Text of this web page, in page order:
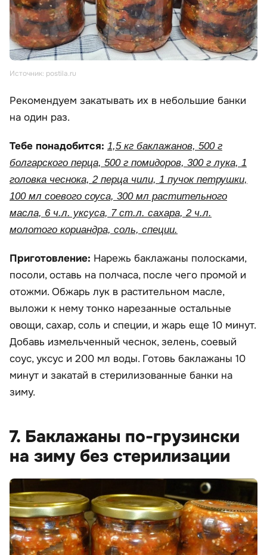
Источник: postila.ru
Рекомендуем закатывать их в небольшие банки
на один раз.
Тебе понадобится: 1,5 кг баклажанов, 500 г
болгарского перца, 500 г помидоров, 300 г лука, 1
головка чеснока, 2 перца чили, 1 пучок петрушки,
100 мл соевого соуса, 300 мл растительного
масла, 6 ч.л. уксуса, 7 ст.л. сахара, 2 ч.л.
молотого кориандра, соль, специи.
Приготовление: Нарежь баклажаны полосками,
посоли, оставь на полчаса, после чего промой и
отожми. Обжарь лук в растительном масле,
выложи к нему тонко нарезанные остальные
овощи, сахар, соль и специи, и жарь еще 10 минут.
Добавь измельченный чеснок, зелень, соевый
соус, уксус и 200 мл воды. Готовь баклажаны 10
минут и закатай в стерилизованные банки на
зиму.
7. Баклажаны по-грузински
на зиму без стерилизации